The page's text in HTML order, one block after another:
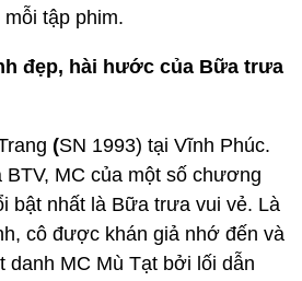
tập phim.
đẹp, hài hước của Bữa trưa
(SN 1993) tại Vĩnh Phúc.
MC của một số chương
bật nhất là Bữa trưa vui vẻ. Là
cô được khán giả nhớ đến và
danh MC Mù Tạt bởi lối dẫn